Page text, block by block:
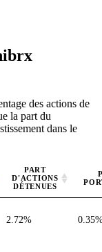
des actions de
la part du
dans le
PART
D'ACTIONS
DÉTENUES
2.72%